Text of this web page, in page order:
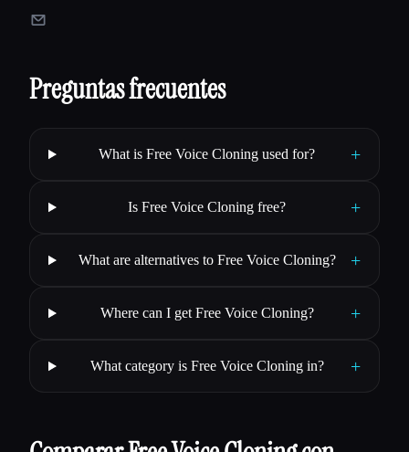
Preguntas frecuentes
What is Free Voice Cloning used for? +
Is Free Voice Cloning free? +
What are alternatives to Free Voice Cloning? +
Where can I get Free Voice Cloning? +
What category is Free Voice Cloning in? +